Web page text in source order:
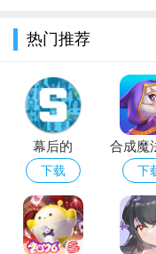
热门推荐
幕后的
Nextbots沙盒
游戏安卓最新
版本
下载
合成魔
版
下